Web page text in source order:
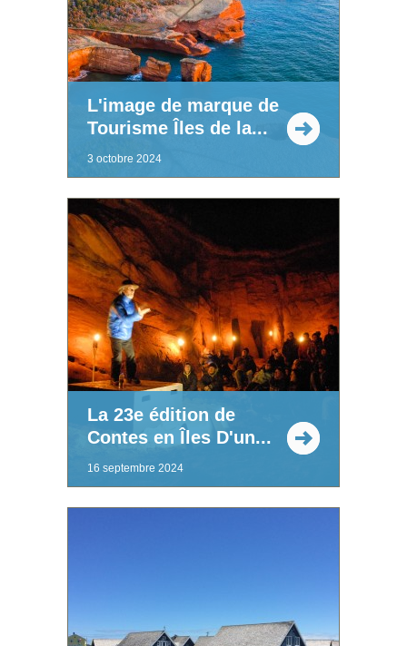
L'image de marque de
Tourisme Îles de la...
3 octobre 2024
La 23e édition de
Contes en Îles D'un...
16 septembre 2024